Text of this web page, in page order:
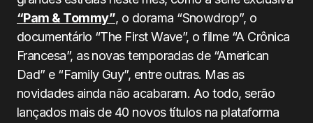
“Pam & Tommy”, o dorama “Snowdrop”, o
documentário “The First Wave”, o filme “A Crônica
Francesa”, as novas temporadas de “American
Dad” e “Family Guy”, entre outras. Mas as
novidades ainda não acabaram. Ao todo, serão
lançados mais de 40 novos títulos na plataforma